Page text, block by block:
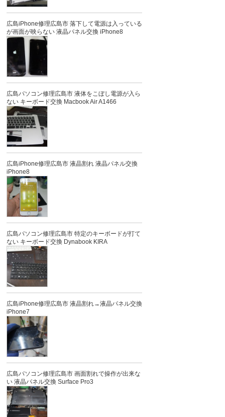
広島iPhone修理広島市 落下して電源は入っている
が画面が映らない 液晶パネル交換 iPhone8
広島パソコン修理広島市 液体をこぼし電源が入ら
ない キーボード交換 Macbook Air A1466
広島iPhone修理広島市 液晶割れ 液晶パネル交換
iPhone8
広島パソコン修理広島市 特定のキーボードが打て
ない キーボード交換 Dynabook KIRA
広島iPhone修理広島市 液晶割れ→液晶パネル交換
iPhone7
広島パソコン修理広島市 画面割れで操作が出来な
い 液晶パネル交換 Surface Pro3